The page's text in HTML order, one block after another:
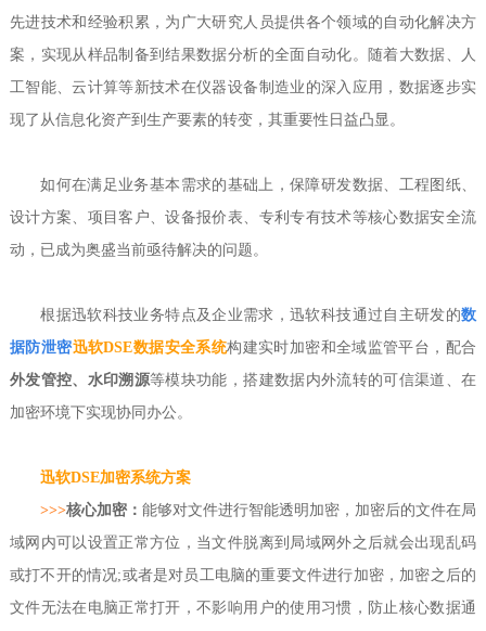
先进技术和经验积累，为广大研究人员提供各个领域的自动化解决方
案，实现从样品制备到结果数据分析的全面自动化。随着大数据、人
工智能、云计算等新技术在仪器设备制造业的深入应用，数据逐步实
现了从信息化资产到生产要素的转变，其重要性日益凸显。
如何在满足业务基本需求的基础上，保障研发数据、工程图纸、
设计方案、项目客户、设备报价表、专利专有技术等核心数据安全流
动，已成为奥盛当前亟待解决的问题。
根据迅软科技业务特点及企业需求，迅软科技通过自主研发的数
据防泄密迅软DSE数据安全系统构建实时加密和全域监管平台，配合
外发管控、水印溯源等模块功能，搭建数据内外流转的可信渠道、在
加密环境下实现协同办公。
迅软DSE加密系统方案
>>>核心加密： 能够对文件进行智能透明加密，加密后的文件在局
域网内可以设置正常方位，当文件脱离到局域网外之后就会出现乱码
或打不开的情况;或者是对员工电脑的重要文件进行加密，加密之后的
文件无法在电脑正常打开，不影响用户的使用习惯，防止核心数据通